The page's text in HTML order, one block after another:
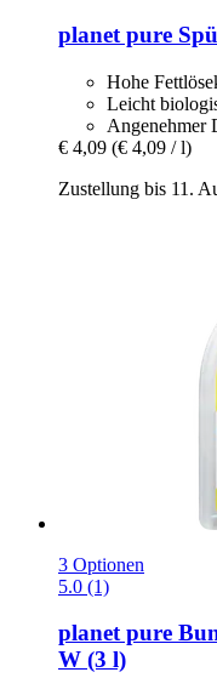
planet pure
Hohe
Leicht
Angenehmer
€ 4,09 (€ 4,09 / l)
Zustellung bis 11.
3 Optionen
5.0 (1)
planet pure
W (3 l)